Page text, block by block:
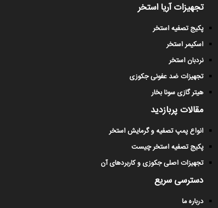
تجهیزات آریا استخر
پکیج تصفیه استخر
اسکیمر استخر
نردبان استخر
تجهیزات ضد عفونی جکوزی
هیتر گازی سونا بخار
مقالات پربازدید
انواع پمپ تصفیه و گرمایش استخر
پکیج تصفیه استخر چیست
تجهیزات اصلی جکوزی و کاربردهای آن
دسترسی سریع
درباره ما